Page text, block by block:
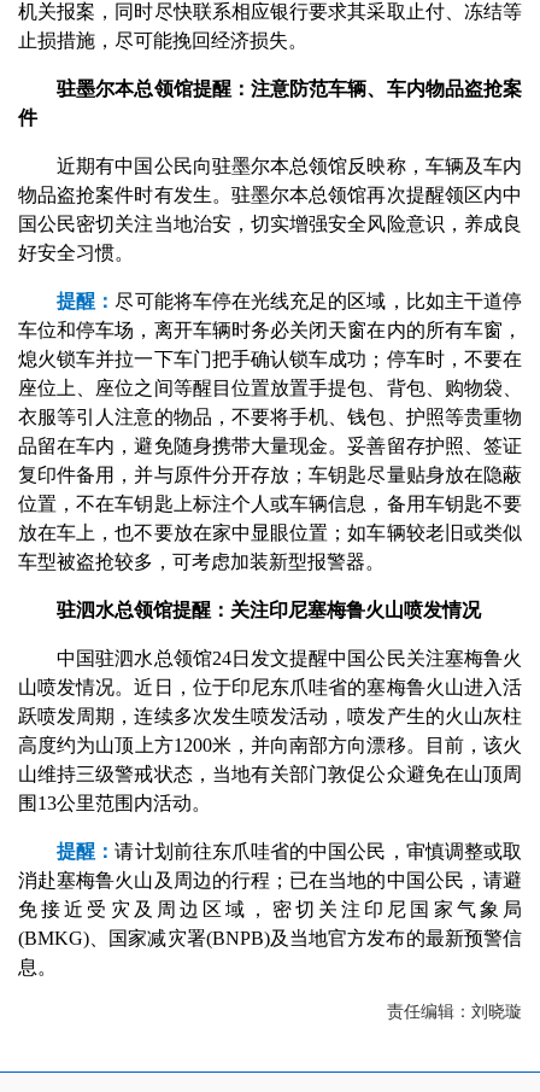
机关报案，同时尽快联系相应银行要求其采取止付、冻结等
止损措施，尽可能挽回经济损失。
驻墨尔本总领馆提醒：注意防范车辆、车内物品盗抢案
件
近期有中国公民向驻墨尔本总领馆反映称，车辆及车内
物品盗抢案件时有发生。驻墨尔本总领馆再次提醒领区内中
国公民密切关注当地治安，切实增强安全风险意识，养成良
好安全习惯。
提醒：尽可能将车停在光线充足的区域，比如主干道停
车位和停车场，离开车辆时务必关闭天窗在内的所有车窗，
熄火锁车并拉一下车门把手确认锁车成功；停车时，不要在
座位上、座位之间等醒目位置放置手提包、背包、购物袋、
衣服等引人注意的物品，不要将手机、钱包、护照等贵重物
品留在车内，避免随身携带大量现金。妥善留存护照、签证
复印件备用，并与原件分开存放；车钥匙尽量贴身放在隐蔽
位置，不在车钥匙上标注个人或车辆信息，备用车钥匙不要
放在车上，也不要放在家中显眼位置；如车辆较老旧或类似
车型被盗抢较多，可考虑加装新型报警器。
驻泗水总领馆提醒：关注印尼塞梅鲁火山喷发情况
中国驻泗水总领馆24日发文提醒中国公民关注塞梅鲁火
山喷发情况。近日，位于印尼东爪哇省的塞梅鲁火山进入活
跃喷发周期，连续多次发生喷发活动，喷发产生的火山灰柱
高度约为山顶上方1200米，并向南部方向漂移。目前，该火
山维持三级警戒状态，当地有关部门敦促公众避免在山顶周
围13公里范围内活动。
提醒：请计划前往东爪哇省的中国公民，审慎调整或取
消赴塞梅鲁火山及周边的行程；已在当地的中国公民，请避
免接近受灾及周边区域，密切关注印尼国家气象局
(BMKG)、国家减灾署(BNPB)及当地官方发布的最新预警信
息。
责任编辑：刘晓璇